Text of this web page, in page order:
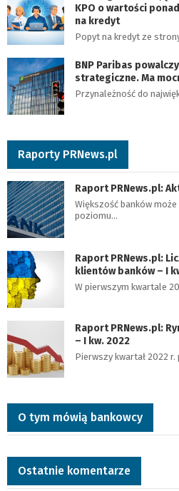
KPO o wartości
na kredyt
Popyt na kredyt ze
BNP Paribas
strategiczne. Ma
Przynależność do
Raporty PRNews.pl
Raport PRNews.pl:
Większość banków
poziomu…
Raport PRNews.pl:
klientów banków – I
W pierwszym kwartale
Raport PRNews.pl:
– I kw. 2022
Pierwszy kwartał 2022
O tym mówią bankowcy
Ostatnie komentarze